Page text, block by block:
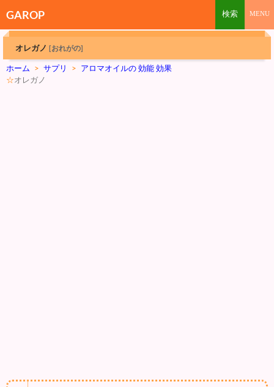
GAROP
オレガノ [おれがの]
ホーム > サプリ > アロマオイルの 効能 効果
☆オレガノ